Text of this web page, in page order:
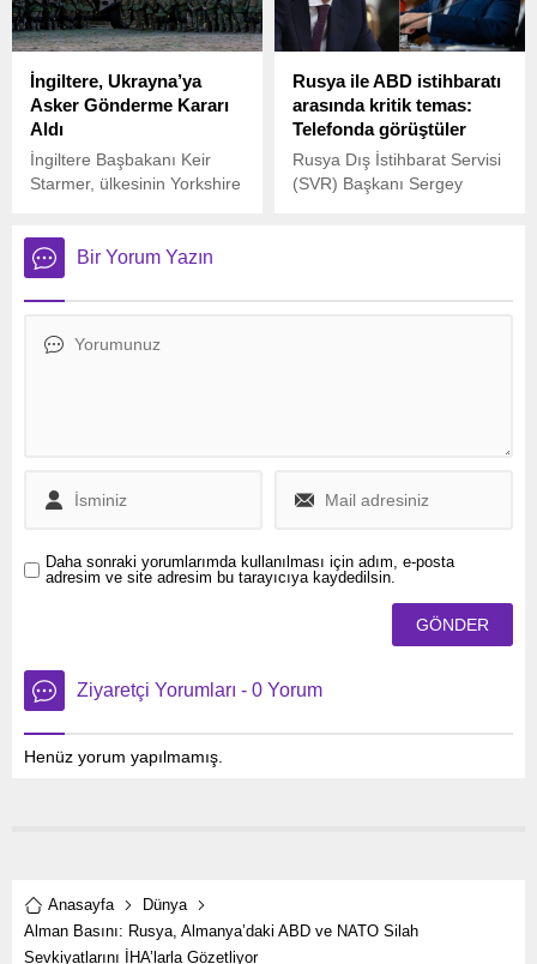
şekilde izlediğini öne sürdü.
İngiltere, Ukrayna’ya
Asker Gönderme Kararı
Aldı
İngiltere Başbakanı Keir
Starmer, ülkesinin Yorkshire
savaşın etkileri ve
İngiltere’nin savunma
stratejisine ilişkin önemli
bulundu.
Rusya ile ABD istihbaratı
arasında kritik temas:
Telefonda görüştüler
Rusya Dış İstihbarat Servisi
(SVR) Başkanı Sergey
gerçekleştirdiğini açıkladı.
Bir Yorum Yazın
Daha sonraki yorumlarımda kullanılması için adım, e-posta
adresim ve site adresim bu tarayıcıya kaydedilsin.
Ziyaretçi Yorumları - 0 Yorum
Henüz yorum yapılmamış.
Anasayfa
Dünya
Alman Basını: Rusya, Almanya’daki ABD ve NATO Silah
Sevkiyatlarını İHA’larla Gözetliyor